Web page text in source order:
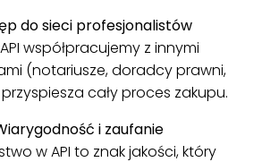
do sieci profesjonalistów
współpracujemy z innymi
(notariusze, doradcy prawni,
cały proces zakupu.
i zaufanie
w API to znak jakości, który